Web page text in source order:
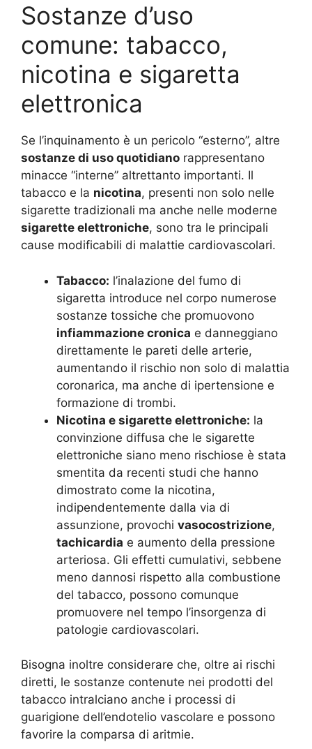
Sostanze d’uso
comune: tabacco,
nicotina e sigaretta
elettronica
Se l’inquinamento è un pericolo “esterno”, altre
sostanze di uso quotidiano rappresentano
minacce “interne” altrettanto importanti. Il
tabacco e la nicotina, presenti non solo nelle
sigarette tradizionali ma anche nelle moderne
sigarette elettroniche, sono tra le principali
cause modificabili di malattie cardiovascolari.
Tabacco: l’inalazione del fumo di
sigaretta introduce nel corpo numerose
sostanze tossiche che promuovono
infiammazione cronica e danneggiano
direttamente le pareti delle arterie,
aumentando il rischio non solo di malattia
coronarica, ma anche di ipertensione e
formazione di trombi.
Nicotina e sigarette elettroniche: la
convinzione diffusa che le sigarette
elettroniche siano meno rischiose è stata
smentita da recenti studi che hanno
dimostrato come la nicotina,
indipendentemente dalla via di
assunzione, provochi vasocostrizione,
tachicardia e aumento della pressione
arteriosa. Gli effetti cumulativi, sebbene
meno dannosi rispetto alla combustione
del tabacco, possono comunque
promuovere nel tempo l’insorgenza di
patologie cardiovascolari.
Bisogna inoltre considerare che, oltre ai rischi
diretti, le sostanze contenute nei prodotti del
tabacco intralciano anche i processi di
guarigione dell’endotelio vascolare e possono
favorire la comparsa di aritmie.